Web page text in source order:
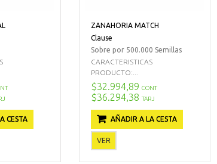
CESTA
ZANAHORIA MATCH
Clause
Sobre por 500.000 Semillas
CARACTERISTICAS
PRODUCTO:...
$32.994,89 CONT
$36.294,38 TARJ
AÑADIR A LA CESTA
VER